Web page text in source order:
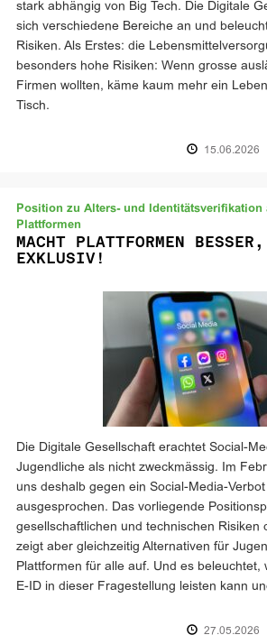
stark abhängig von Big Tech. Die Digitale
sich verschiedene Bereiche an und
Risiken. Als Erstes: die
besonders hohe Risiken: Wenn grosse
Firmen wollten, käme kaum mehr ein
Tisch.
15.06.2026
Position zu Alters- und Identitätsverifikation
Plattformen
MACHT PLATTFORMEN
EXKLUSIV!
Die Digitale Gesellschaft erachtet Social-
Jugendliche als nicht zweckmässig. Im
uns deshalb gegen ein Social-Media-
ausgesprochen. Das vorliegende
gesellschaftlichen und technischen Risiken
zeigt aber gleichzeitig Alternativen für
Plattformen für alle auf. Und es beleuchtet,
E-ID in dieser Fragestellung leisten kann
27.05.2026